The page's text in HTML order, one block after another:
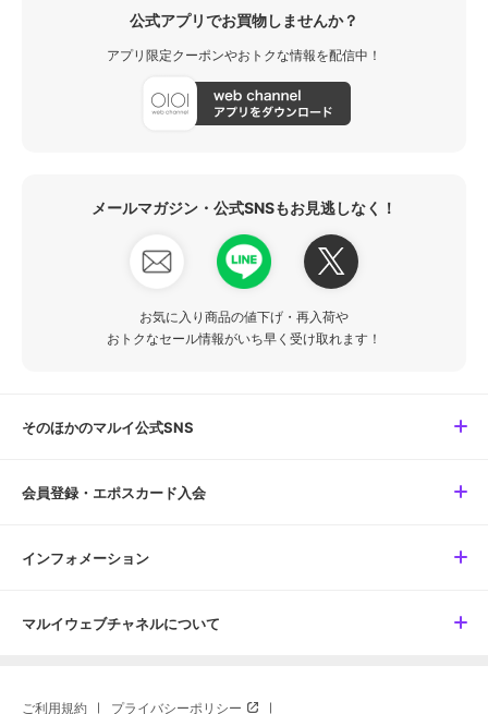
公式アプリでお買物しませんか？
アプリ限定クーポンやおトクな情報を配信中！
メールマガジン・公式SNSもお見逃しなく！
お気に入り商品の値下げ・再入荷や
おトクなセール情報がいち早く受け取れます！
そのほかのマルイ公式SNS
会員登録・エポスカード入会
インフォメーション
マルイウェブチャネルについて
ご利用規約 プライバシーポリシー